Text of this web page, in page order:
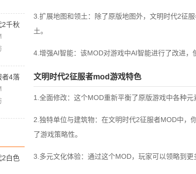
2千秋
核弹
者4落
最
2白色
卓版
3.扩展地图和领土：除了原版地图外，文明时代2征
土。
4.增强AI智能：该MOD对游戏中AI智能进行了改进，
文明时代2征服者mod游戏特色
1.全面修改：这个MOD重新平衡了原版游戏中各种
2.独特单位与建筑物：在文明时代2征服者MOD中，
了游戏策略性。
3.多元文化体验：通过这个MOD，玩家可以领略到